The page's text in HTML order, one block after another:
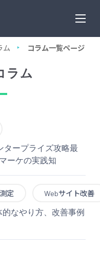
ム コラム一覧ページ
ラム
タープライズ攻略最
ーケの実践知
定 Webサイト改善
なやり方、改善事例